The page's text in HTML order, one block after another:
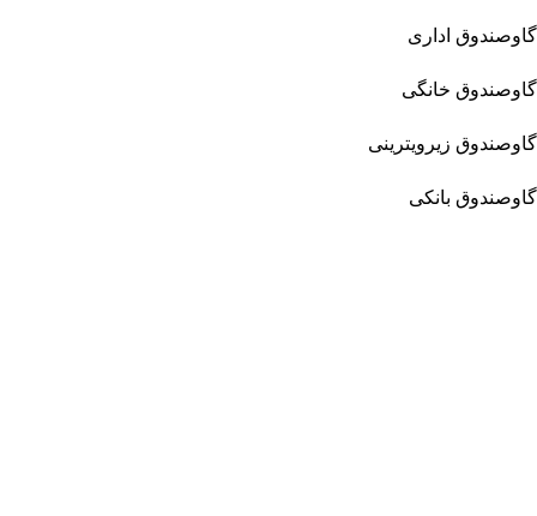
گاوصندوق اداری
گاوصندوق خانگی
گاوصندوق زیرویترینی
گاوصندوق بانکی